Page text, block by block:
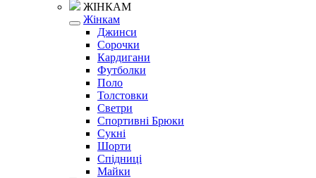
ЖІНКАМ
Жінкам
Джинси
Сорочки
Кардигани
Футболки
Поло
Толстовки
Светри
Спортивні Брюки
Сукні
Шорти
Спідниці
Майки